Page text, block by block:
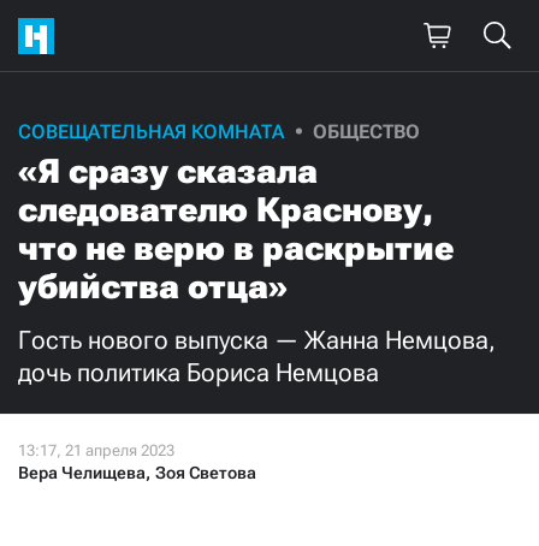
СОВЕЩАТЕЛЬНАЯ КОМНАТА ОБЩЕСТВО
«Я сразу сказала
следователю Краснову,
что не верю в раскрытие
убийства отца»
Гость нового выпуска — Жанна Немцова,
дочь политика Бориса Немцова
Вера Челищева, Зоя Светова
Поддержите
нашу работу!
Ежемесячно Разово
3000
500 300
Нажимая кнопку «Стать соучастником»,